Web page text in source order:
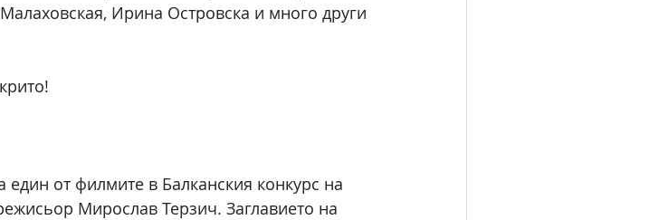
Ирина Островска и много други
от филмите в Балканския конкурс на
Мирослав Терзич. Заглавието на